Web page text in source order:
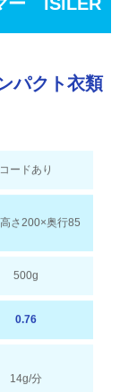
パクト衣類
コードあり
さ200×奥行85
500g
0.76
14g/分